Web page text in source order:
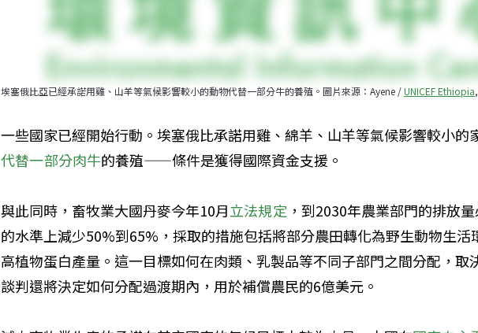
埃塞俄比亞已經承諾用雞、山羊等氣候影響較小的動物代替一部分牛的養殖。圖片來源：Ayene / UNICEF Ethiopia,
一些國家已經開始行動。埃塞俄比承諾用雞、綿羊、山羊等氣候影響較小的
代替一部分肉牛的養殖——條件是獲得國際資金支援。
與此同時，畜牧業大國丹麥今年10月立法規定 ，到2030年農業部門的排放
的水準上減少50%到65%，採取的措施包括將部分農田轉化為野生動物生活
高植物蛋白產量。這一目標如何在肉類、乳製品等不同子部門之間分配，取
談判還將決定如何分配過渡期內，用於補償農民的6億美元。